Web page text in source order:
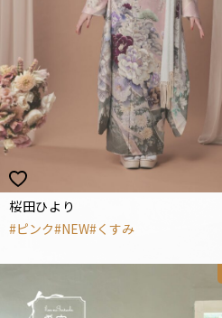
桜田ひより
ピンク NEW くすみ